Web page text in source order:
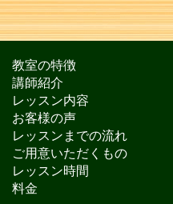
教室の特徴
講師紹介
レッスン内容
お客様の声
レッスンまでの流れ
ご用意いただくもの
レッスン時間
料金